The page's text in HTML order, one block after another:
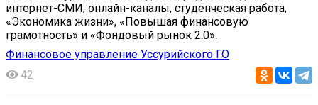
интернет-СМИ, онлайн-каналы, студенческая работа,
«Экономика жизни», «Повышая финансовую
грамотность» и «Фондовый рынок 2.0».
Финансовое управление Уссурийского ГО
42